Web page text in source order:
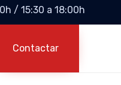
/ 15:30 a 18:00h
Contactar